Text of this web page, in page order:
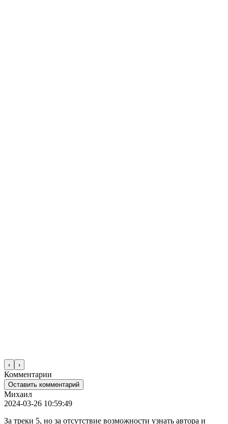
‹ ›
Комментарии
Оставить комментарий
Михаил
2024-03-26 10:59:49
За треки 5, но за отсутствие возможности узнать автора и